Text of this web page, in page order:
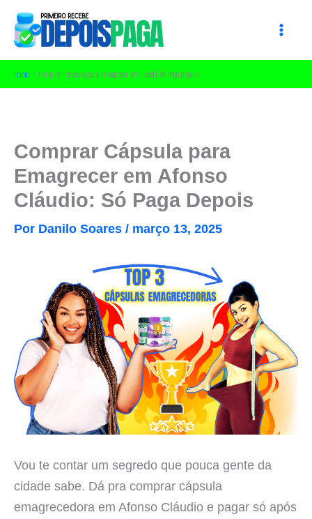
para
conteúdo
Início Comprar Cápsula para Emagrecer em [local]: Só Paga Depois
Comprar Cápsula para
Emagrecer em Afonso
Cláudio: Só Paga Depois
Por Danilo Soares / março 13, 2025
Vou te contar um segredo que pouca gente da
cidade sabe. Dá pra comprar cápsula
emagrecedora em Afonso Cláudio e pagar só após